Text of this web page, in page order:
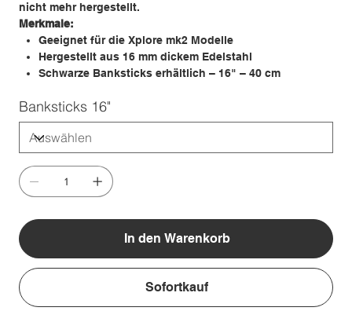
nicht mehr hergestellt.
Merkmale:
Geeignet für die Xplore mk2 Modelle
Hergestellt aus 16 mm dickem Edelstahl
Schwarze Banksticks erhältlich – 16" – 40 cm
Banksticks 16"
In den Warenkorb
Sofortkauf